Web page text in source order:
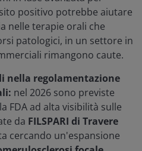
positivo potrebbe aiutare
nelle terapie orali che
patologici, in un settore in
rimangono caute.
nella regolamentazione
nel 2026 sono previste
FDA ad alta visibilità sulle
da FILSPARI di Travere
cercando un'espansione